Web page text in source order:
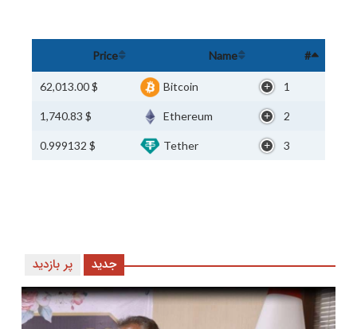
#
Name
Price
1
Bitcoin
$ 62,013.00
2
Ethereum
$ 1,740.83
3
Tether
$ 0.999132
پر بازدید جدید